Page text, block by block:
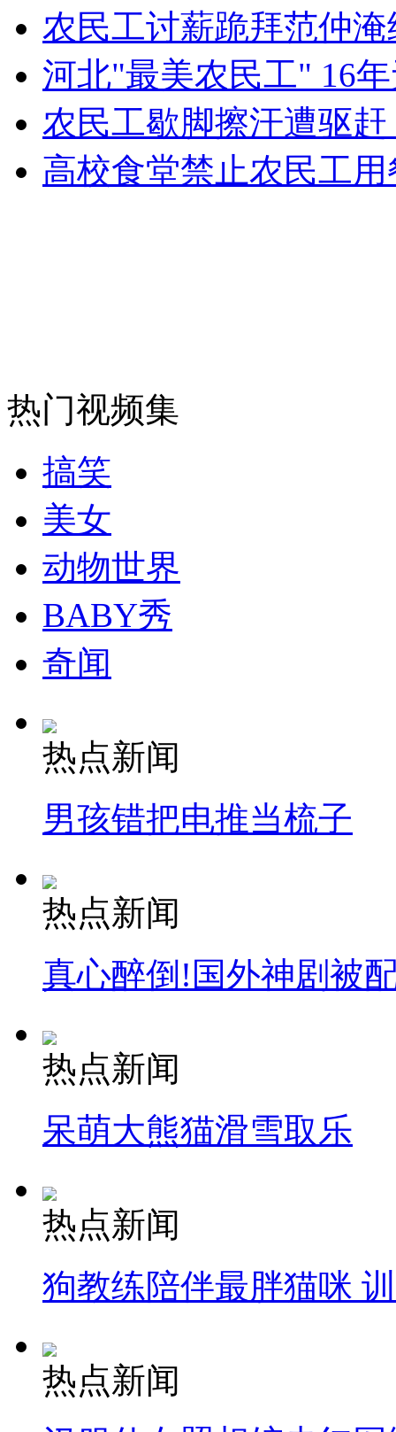
女孩北京地铁殴打老人 痛下狠手拳打脚踢
无痛分娩是否安全 医生回应
外交部：反对强权政治霸凌主义
外交部：有关国家言论片面不公正
司机酒驾遇交警 急速倒车逃窜
农民工讨薪跪拜范仲
河北"最美农民工" 16
农民工歇脚擦汗遭驱
高校食堂禁止农民工
热门视频集
搞笑
美女
动物世界
BABY秀
奇闻
热点新闻
男孩错把电推当梳子
热点新闻
真心醉倒!国外神剧被
热点新闻
呆萌大熊猫滑雪取乐
热点新闻
狗教练陪伴最胖猫咪
热点新闻